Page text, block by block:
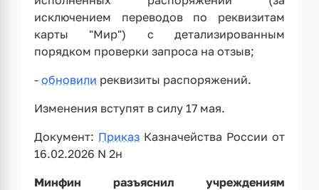
исключением переводов по реквизитам
карты "Мир") с детализированным
порядком проверки запроса на отзыв;
- обновили реквизиты распоряжений.
Изменения вступят в силу 17 мая.
Документ: Приказ Казначейства России от
16.02.2026 N 2н
Минфин разъяснил учреждениям